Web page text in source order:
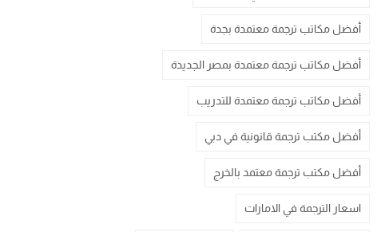
أفضل مكاتب ترجمة معتمدة بجدة
أفضل مكاتب ترجمة معتمدة بمصر الجديدة
أفضل مكاتب ترجمة معتمدة للتدريب
أفضل مكتب ترجمة قانونية في دبي
أفضل مكتب ترجمة معتمد بالخرج
اسعار الترجمة في الامارات